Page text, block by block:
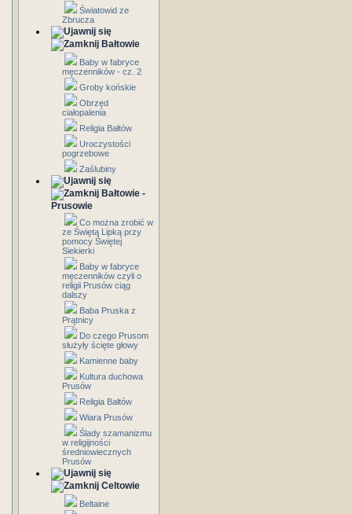
Światowid ze
Zbrucza
Bałtowie
Baby w fabryce
męczenników - cz. 2
Groby końskie
Obrzęd
ciałopalenia
Religia Bałtów
Uroczystości
pogrzebowe
Zaślubiny
Bałtowie -
Prusowie
Co można zrobić w
ze Świętą Lipką przy
pomocy Świętej
Siekierki
Baby w fabryce
męczenników czyli o
religii Prusów ciąg
dalszy
Baba Pruska z
Prątnicy
Do czego Prusom
służyły ścięte głowy
Kamienne baby
Kultura duchowa
Prusów
Religia Bałtów
Wiara Prusów
Ślady szamanizmu
w religijności
średniowiecznych
Prusów
Celtowie
Beltaine